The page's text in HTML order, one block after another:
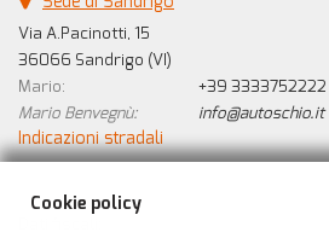
Via A.Pacinotti, 15
36066 Sandrigo (VI)
Mario:
+39 3333752222
Mario Benvegnù:
info@autoschio.it
Indicazioni stradali
Cookie policy